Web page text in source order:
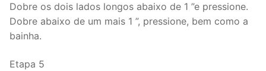
Dobre os dois lados longos abaixo de 1 ”e pressione.
Dobre abaixo de um mais 1 ”, pressione, bem como a
bainha.
Etapa 5